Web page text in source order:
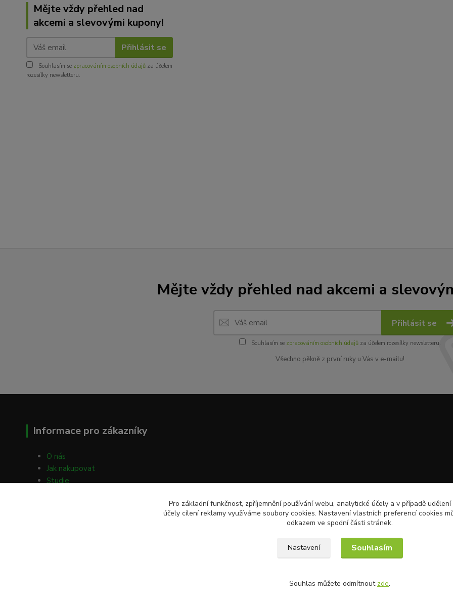
Mějte vždy přehled nad
akcemi a slevovými kupony!
Přihlásit se
Souhlasím se zpracováním osobních údajů za účelem
rozesílky newsletteru.
Mějte vždy přehled nad akcemi a
Přihlásit se
Souhlasím se zpracováním osobních údajůza účelem rozesílky newsletteru.
Všechno pěkně z první ruky u Vás v e-mailu!
Informace pro zákazníky
O nás
Jak nakupovat
Studie
Pro základní funkčnost, zpříjemnění používání webu, analytické účely a v případě
účely cílení reklamy využíváme soubory cookies. Nastavení vlastních preferencí cookies
odkazem ve spodní části stránek.
Nastavení Souhlasím
Souhlas můžete odmítnout zde.